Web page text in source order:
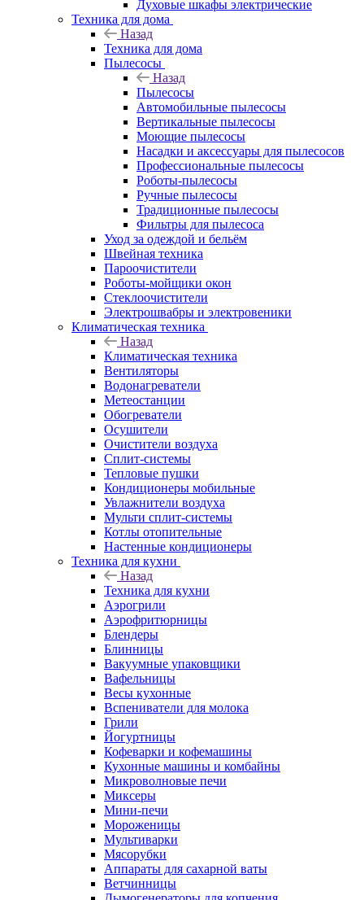
Духовые шкафы электрические
Техника для дома
Назад
Техника для дома
Пылесосы
Назад
Пылесосы
Автомобильные пылесосы
Вертикальные пылесосы
Моющие пылесосы
Насадки и аксессуары для пылесосов
Профессиональные пылесосы
Роботы-пылесосы
Ручные пылесосы
Традиционные пылесосы
Фильтры для пылесоса
Уход за одеждой и бельём
Швейная техника
Пароочистители
Роботы-мойщики окон
Стеклоочистители
Электрошвабры и электровеники
Климатическая техника
Назад
Климатическая техника
Вентиляторы
Водонагреватели
Метеостанции
Обогреватели
Осушители
Очистители воздуха
Сплит-системы
Тепловые пушки
Кондиционеры мобильные
Увлажнители воздуха
Мульти сплит-системы
Котлы отопительные
Настенные кондиционеры
Техника для кухни
Назад
Техника для кухни
Аэрогрили
Аэрофритюрницы
Блендеры
Блинницы
Вакуумные упаковщики
Вафельницы
Весы кухонные
Вспениватели для молока
Грили
Йогуртницы
Кофеварки и кофемашины
Кухонные машины и комбайны
Микроволновые печи
Миксеры
Мини-печи
Мороженицы
Мультиварки
Мясорубки
Аппараты для сахарной ваты
Ветчинницы